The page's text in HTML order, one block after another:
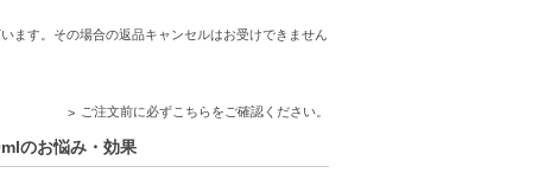
ます。
ません。配送先が沖縄の場合はキャンセル
ます。その場合の返品キャンセルはお受けできません
ご注文前に必ずこちらをご確認ください。
のお悩み・効果